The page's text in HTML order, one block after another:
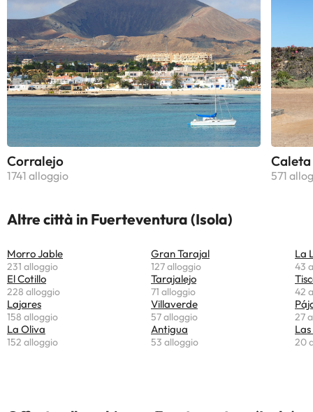
Corralejo
1741 alloggio
Caleta
571
Altre città in Fuerteventura (Isola)
Morro Jable
231 alloggio
El Cotillo
228 alloggio
Lajares
158 alloggio
La Oliva
152 alloggio
Gran Tarajal
127 alloggio
Tarajalejo
71 alloggio
Villaverde
57 alloggio
Antigua
53 alloggio
La
43
42
27
20